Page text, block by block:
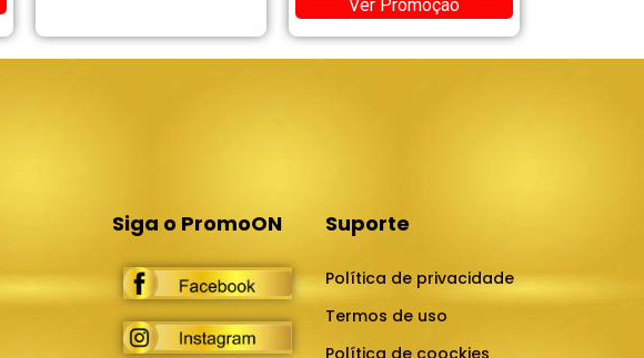
Ver Promoção
Siga o PromoON Suporte
Política de privacidade
Termos de uso
Política de coockies